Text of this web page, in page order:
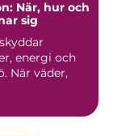
När, hur och
sig
energi och
När väder,